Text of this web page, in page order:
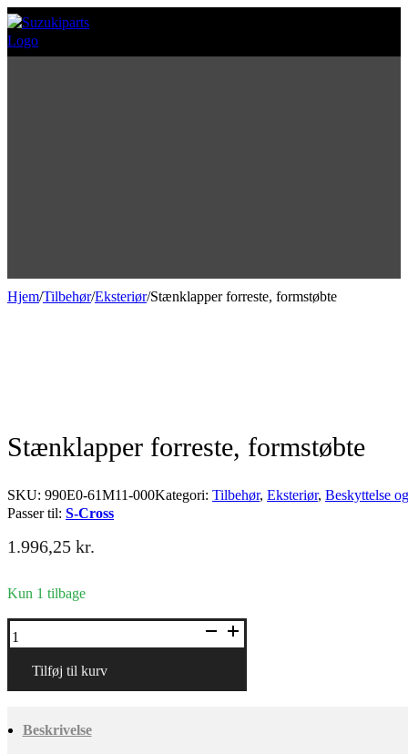
Hjem/Tilbehør/Eksteriør/Stænklapper forreste, formstøbte
Stænklapper forreste, formstøbte
SKU: 990E0-61M11-000Kategori: Tilbehør, Eksteriør, Beskyttelse
Passer til: S-Cross
1.996,25 kr.
Kun 1 tilbage
Stænklapper
forreste,
antalTilføj til kurv
Beskrivelse